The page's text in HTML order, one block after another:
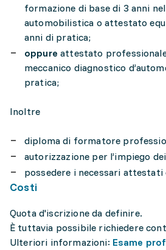
formazione di base di 3 anni
automobilistica o attestato
anni di pratica;
oppureattestato
meccanico diagnostico
pratica;
Inoltre
diploma di formatore
autorizzazione per l’impiego
possedere i necessari attestati
Costi
Quota d'iscrizione da definire.
È tuttavia possibile richiedere
Ulteriori informazioni: Esame